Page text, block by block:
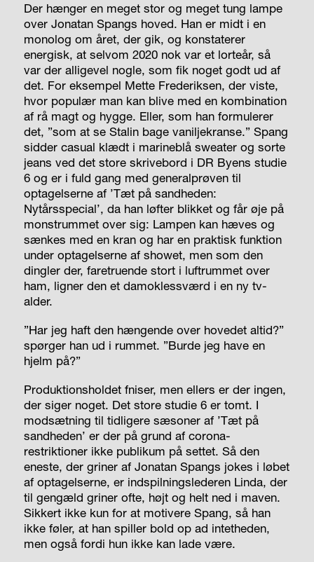
Der hænger en meget stor og meget tung lampe
over Jonatan Spangs hoved. Han er midt i en
monolog om året, der gik, og konstaterer
energisk, at selvom 2020 nok var et lorteår, så
var der alligevel nogle, som fik noget godt ud af
det. For eksempel Mette Frederiksen, der viste,
hvor populær man kan blive med en kombination
af rå magt og hygge. Eller, som han formulerer
det, ”som at se Stalin bage vaniljekranse.” Spang
sidder casual klædt i marineblå sweater og sorte
jeans ved det store skrivebord i DR Byens studie
6 og er i fuld gang med generalprøven til
optagelserne af ’Tæt på sandheden:
Nytårsspecial’, da han løfter blikket og får øje på
monstrummet over sig: Lampen kan hæves og
sænkes med en kran og har en praktisk funktion
under optagelserne af showet, men som den
dingler der, faretruende stort i luftrummet over
ham, ligner den et damoklessværd i en ny tv-
alder.
”Har jeg haft den hængende over hovedet altid?”
spørger han ud i rummet. ”Burde jeg have en
hjelm på?”
Produktionsholdet fniser, men ellers er der ingen,
der siger noget. Det store studie 6 er tomt. I
modsætning til tidligere sæsoner af ’Tæt på
sandheden’ er der på grund af corona-
restriktioner ikke publikum på settet. Så den
eneste, der griner af Jonatan Spangs jokes i løbet
af optagelserne, er indspilningslederen Linda, der
til gengæld griner ofte, højt og helt ned i maven.
Sikkert ikke kun for at motivere Spang, så han
ikke føler, at han spiller bold op ad intetheden,
men også fordi hun ikke kan lade være.